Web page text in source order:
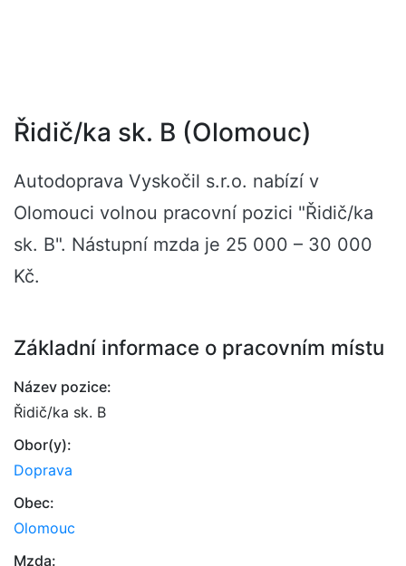
Řidič/ka sk. B (Olomouc)
Autodoprava Vyskočil s.r.o. nabízí v
Olomouci volnou pracovní pozici "Řidič/ka
sk. B". Nástupní mzda je 25 000 – 30 000
Kč.
Základní informace o pracovním místu
Název pozice:
Řidič/ka sk. B
Obor(y):
Doprava
Obec:
Olomouc
Mzda: